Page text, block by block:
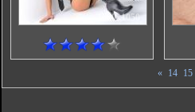
1680x1050
« 14 15